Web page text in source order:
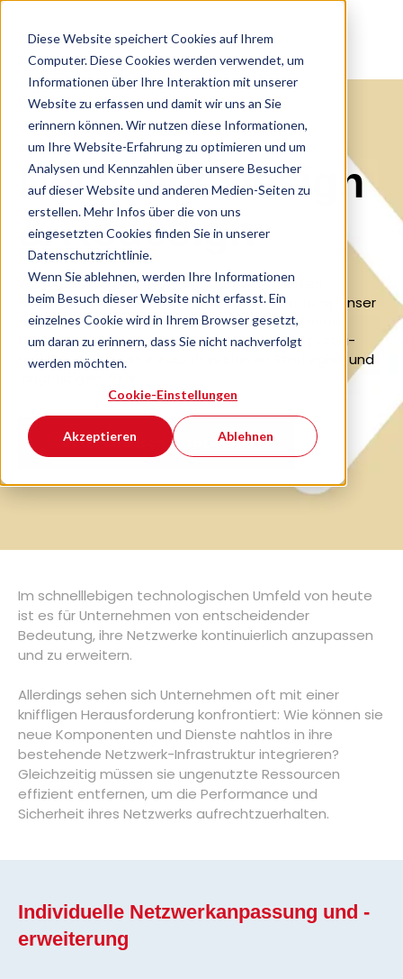
Diese Website speichert Cookies auf Ihrem
Computer. Diese Cookies werden verwendet, um
Informationen über Ihre Interaktion mit unserer
Website zu erfassen und damit wir uns an Sie
erinnern können. Wir nutzen diese Informationen,
um Ihre Website-Erfahrung zu optimieren und um
Analysen und Kennzahlen über unsere Besucher
auf dieser Website und anderen Medien-Seiten zu
erstellen. Mehr Infos über die von uns
eingesetzten Cookies finden Sie in unserer
Datenschutzrichtlinie.
Wenn Sie ablehnen, werden Ihre Informationen
beim Besuch dieser Website nicht erfasst. Ein
einzelnes Cookie wird in Ihrem Browser gesetzt,
um daran zu erinnern, dass Sie nicht nachverfolgt
werden möchten.
Cookie-Einstellungen
Akzeptieren Ablehnen
Netzwerk Design
& Redesign
Wir unterstützen Sie bei Migrationskonzepten,
Anbieterbewertungen und technischer Prüfung. Unser
erfahrenes Team bringt herstellerübergreifende
Erfahrung mit und bietet transparente Drittpartei-
Evaluierung - für Ihre zukunftssicheren Strategien und
Jetzt Chancen entdecken!
Im schnelllebigen technologischen Umfeld von heute
ist es für Unternehmen von entscheidender
Bedeutung, ihre Netzwerke kontinuierlich anzupassen
und zu erweitern.
Allerdings sehen sich Unternehmen oft mit einer
kniffligen Herausforderung konfrontiert: Wie können sie
neue Komponenten und Dienste nahtlos in ihre
bestehende Netzwerk-Infrastruktur integrieren?
Gleichzeitig müssen sie ungenutzte Ressourcen
effizient entfernen, um die Performance und
Sicherheit ihres Netzwerks aufrechtzuerhalten.
Individuelle Netzwerkanpassung und -
erweiterung